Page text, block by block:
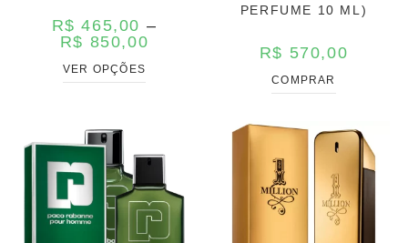
R$ 465,00 –
R$ 850,00
VER OPÇÕES
PERFUME 10 ML)
R$ 570,00
COMPRAR